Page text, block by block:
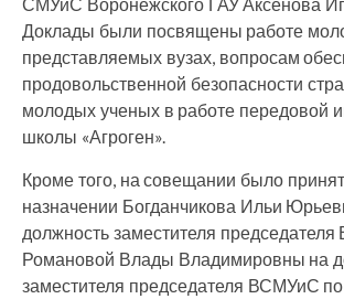
Доклады были посвящены работе
представляемых вузах, вопросам
продовольственной безопасности
молодых ученых в работе передовой
школы «Агроген».
Кроме того, на совещании было
назначении Богданчикова Ильи
должность заместителя
Романовой Влады Владимировны на
заместителя председателя ВСМУиС